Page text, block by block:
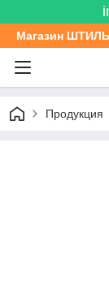
Магазин
Продукция